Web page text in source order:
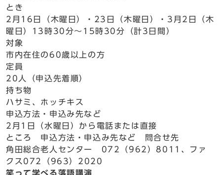
とき
2月16日（木曜日）・23日（木曜日）・3月2日（木
曜日）13時30分～15時30分（計3日間）
対象
市内在住の60歳以上の方
定員
20人（申込先着順）
持ち物
ハサミ、ホッチキス
申込方法・申込み先など
2月1日（水曜日）から電話または直接
ところ 申込方法・申込み先など 問合せ先
角田総合老人センター 072（962）8011、ファ
クス072（963）2020
笑って学べる落語講演